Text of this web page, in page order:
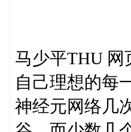
马少平THU 网
自己理想的每
神经元网络几